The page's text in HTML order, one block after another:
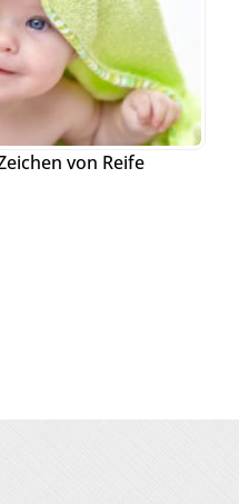
von Reife